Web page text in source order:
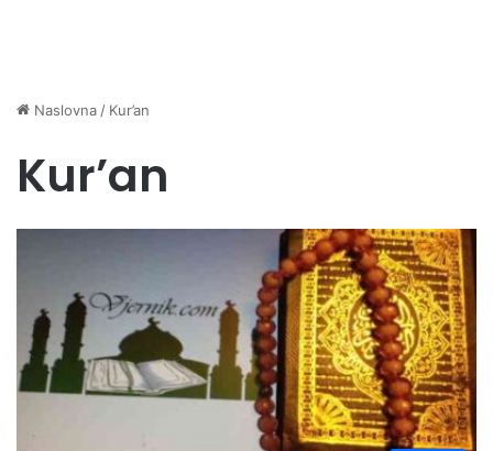
Naslovna / Kur’an
Kur’an